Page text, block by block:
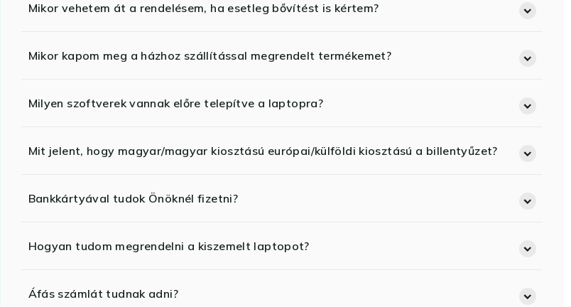
Mikor vehetem át a rendelésem, ha esetleg bővítést is kértem?
Mikor kapom meg a házhoz szállítással megrendelt termékemet?
Milyen szoftverek vannak előre telepítve a laptopra?
Mit jelent, hogy magyar/magyar kiosztású európai/külföldi kiosztású a billentyűzet?
Bankkártyával tudok Önöknél fizetni?
Hogyan tudom megrendelni a kiszemelt laptopot?
Áfás számlát tudnak adni?